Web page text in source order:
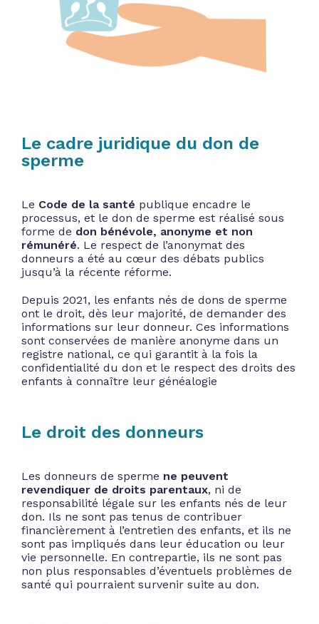
Le cadre juridique du don de
sperme
Le Code de la santé publique encadre le
processus, et le don de sperme est réalisé sous
forme de don bénévole, anonyme et non
rémunéré. Le respect de l’anonymat des
donneurs a été au cœur des débats publics
jusqu’à la récente réforme.
Depuis 2021, les enfants nés de dons de sperme
ont le droit, dès leur majorité, de demander des
informations sur leur donneur. Ces informations
sont conservées de manière anonyme dans un
registre national, ce qui garantit à la fois la
confidentialité du don et le respect des droits des
enfants à connaître leur généalogie
Le droit des donneurs
Les donneurs de sperme ne peuvent
revendiquer de droits parentaux, ni de
responsabilité légale sur les enfants nés de leur
don. Ils ne sont pas tenus de contribuer
financièrement à l’entretien des enfants, et ils ne
sont pas impliqués dans leur éducation ou leur
vie personnelle. En contrepartie, ils ne sont pas
non plus responsables d’éventuels problèmes de
santé qui pourraient survenir suite au don.